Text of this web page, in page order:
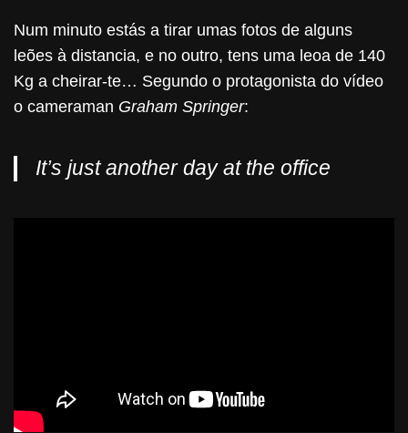
Num minuto estás a tirar umas fotos de alguns
leões à distancia, e no outro, tens uma leoa de 140
Kg a cheirar-te… Segundo o protagonista do vídeo
o cameraman Graham Springer:
It’s just another day at the office